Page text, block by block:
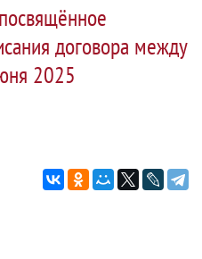
договора между
2025